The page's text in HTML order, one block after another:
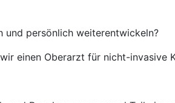
persönlich weiterentwickeln?
einen Oberarzt für nicht-invasive